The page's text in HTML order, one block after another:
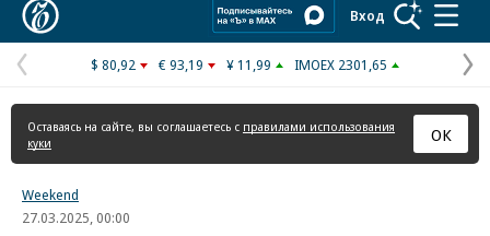
Вход
Предыдущая
страница
$ 80,92 € 93,19 ¥ 11,99 IMOEX 2301,65
Оставаясь на сайте, вы соглашаетесь с правилами использования
куки
ОК
Weekend
27.03.2025, 00:00